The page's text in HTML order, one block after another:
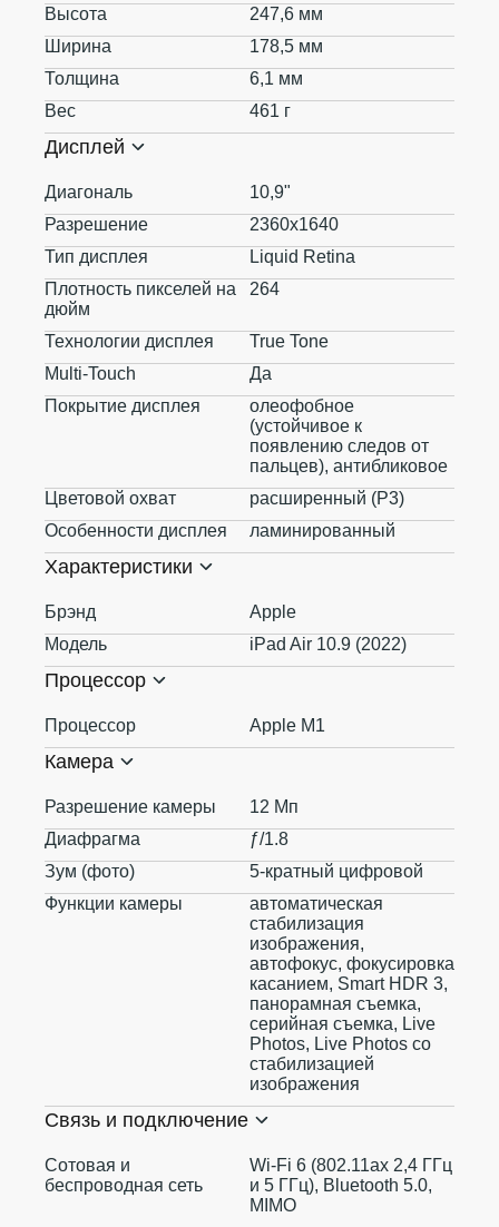
Высота
247,6 мм
Ширина
178,5 мм
Толщина
6,1 мм
Вес
461 г
Дисплей
Диагональ
10,9"
Разрешение
2360x1640
Тип дисплея
Liquid Retina
Плотность пикселей на
дюйм
264
Технологии дисплея
True Tone
Multi-Touch
Да
Покрытие дисплея
олеофобное
(устойчивое к
появлению следов от
пальцев), антибликовое
Цветовой охват
расширенный (P3)
Особенности дисплея
ламинированный
Характеристики
Брэнд
Apple
Модель
iPad Air 10.9 (2022)
Процессор
Процессор Apple M1
Камера
Разрешение камеры
12 Мп
Диафрагма
ƒ/1.8
Зум (фото)
5-кратный цифровой
Функции камеры
автоматическая
стабилизация
изображения,
автофокус, фокусировка
касанием, Smart HDR 3,
панорамная съемка,
серийная съемка, Live
Photos, Live Photos со
стабилизацией
изображения
Связь и подключение
Сотовая и
беспроводная сеть
Wi-Fi 6 (802.11ax 2,4 ГГц
и 5 ГГц), Bluetooth 5.0,
MIMO